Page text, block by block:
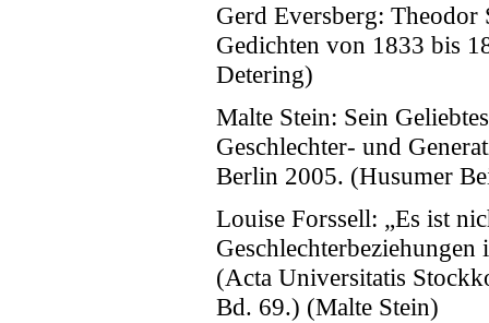
Gerd Eversberg:
Gedichten von 1833 bis
Detering)
Malte Stein: Sein
Geschlechter- und
Berlin 2005. (Husumer
Louise Forssell: „Es ist
(Acta Universitatis
Bd. 69.) (Malte Stein)